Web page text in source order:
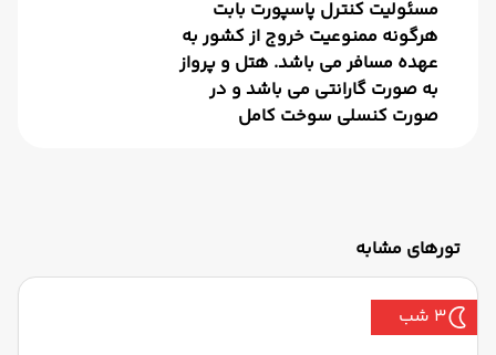
مسئولیت کنترل پاسپورت بابت
هرگونه ممنوعیت خروج از کشور به
عهده مسافر می باشد. هتل و پرواز
به صورت گارانتی می باشد و در
صورت کنسلی سوخت کامل
تورهای مشابه
3 شب